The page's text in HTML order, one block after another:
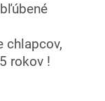
chlapcov,
rokov !